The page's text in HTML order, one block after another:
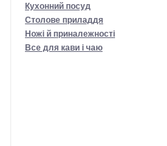
Кухонний посуд
Столове приладдя
Ножі й приналежності
Все для кави і чаю